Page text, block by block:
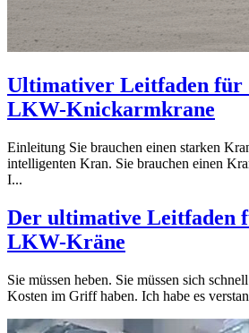
Ultimativer Leitfaden für
LKW-Knickarmkrane
Einleitung Sie brauchen einen starken
intelligenten Kran. Sie brauchen einen
I...
Der ultimative Leitfaden
LKW-Kräne
Sie müssen heben. Sie müssen sich
Kosten im Griff haben. Ich habe es